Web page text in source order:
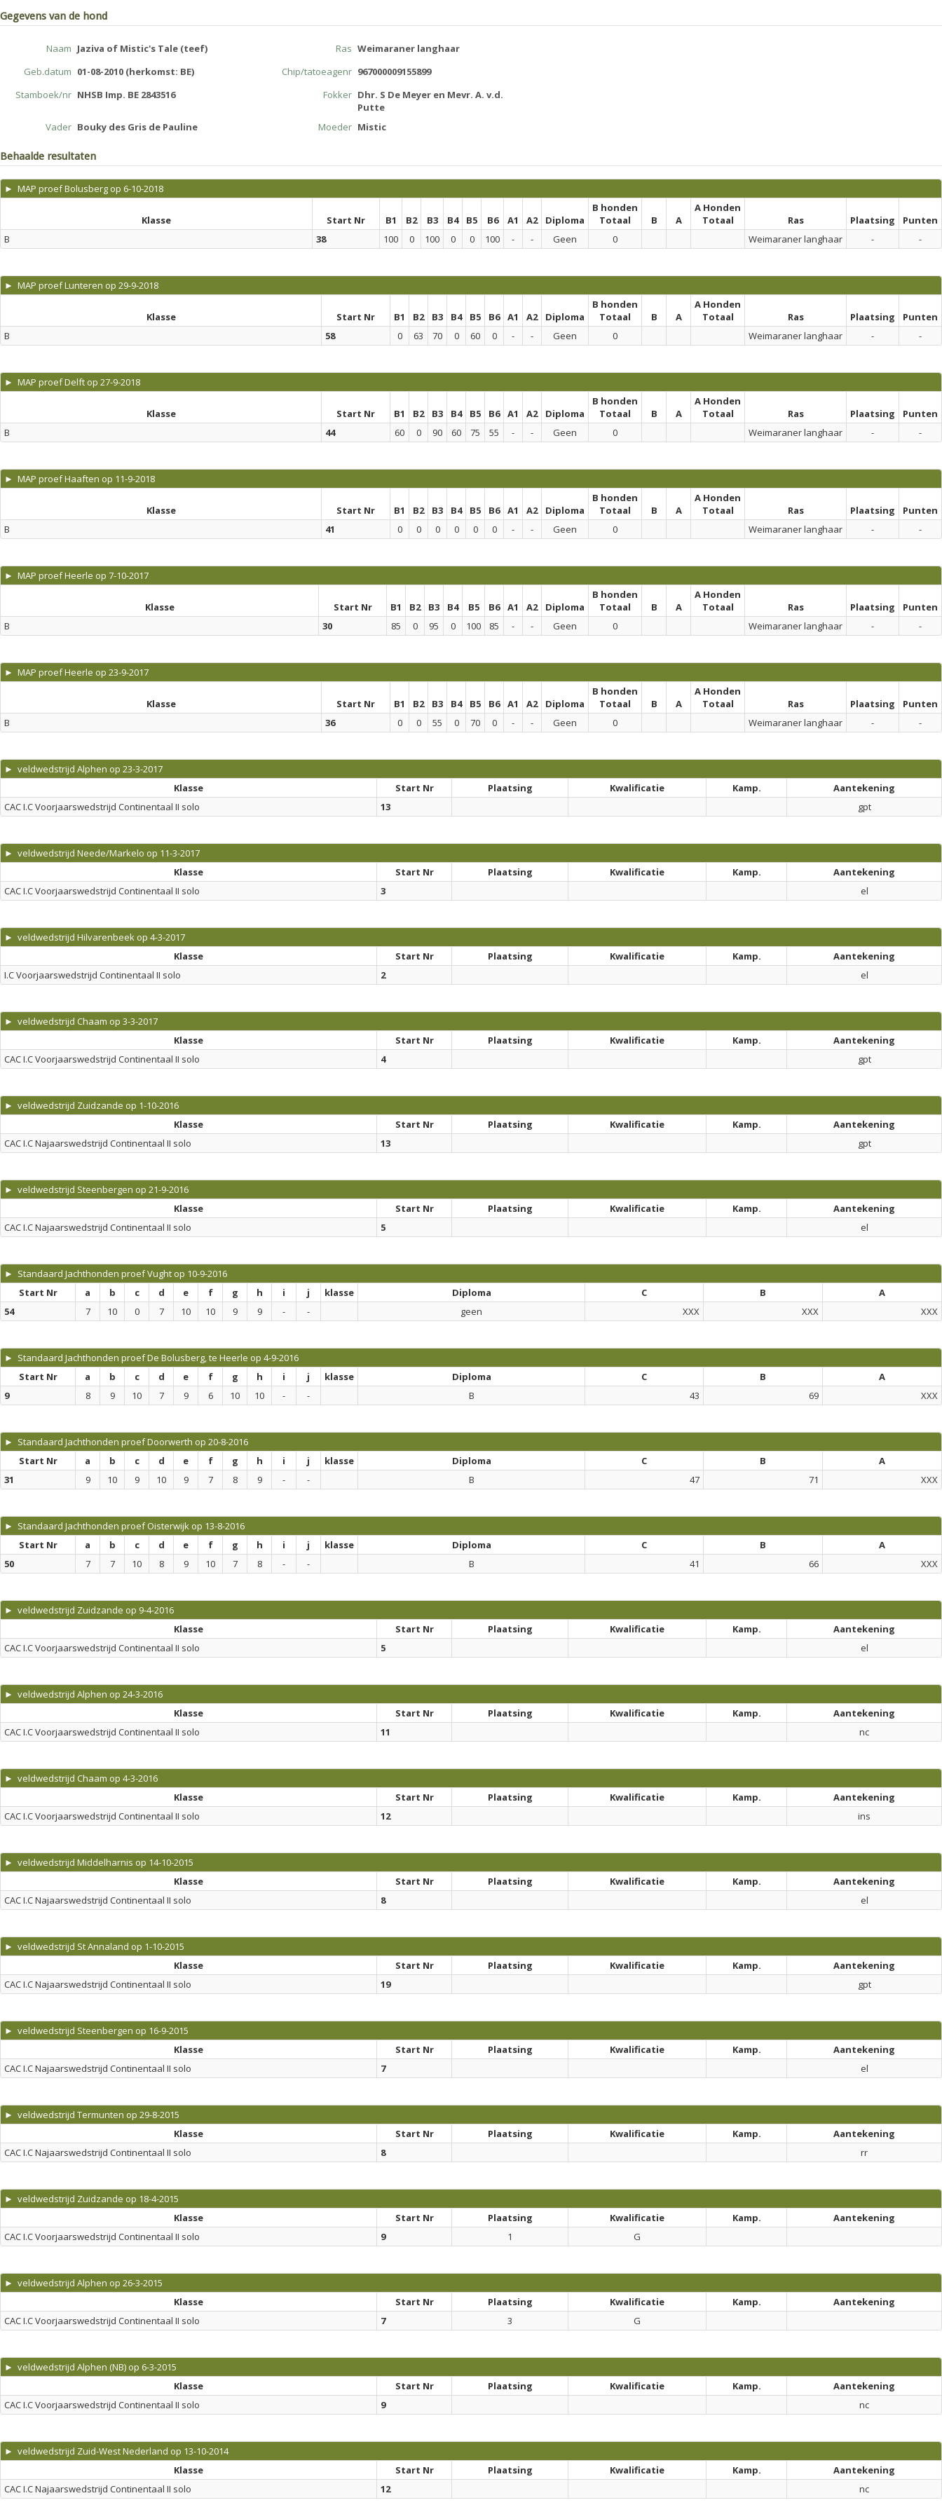
Gegevens van de hond
Naam Jaziva of Mistic's Tale (teef) Ras Weimaraner langhaar
Geb.datum 01-08-2010 (herkomst: BE) Chip/tatoeagenr 967000009155899
Stamboek/nr NHSB Imp. BE 2843516 Fokker Dhr. S De Meyer en Mevr. A. v.d.
Putte
Vader Bouky des Gris de Pauline Moeder Mistic
Behaalde resultaten
► MAP proef Bolusberg op 6-10-2018
Klasse Start Nr B1 B2 B3 B4 B5 B6 A1 A2 Diploma
B honden
Totaal
B A
A Honden
Totaal
Ras Plaatsing
Punten
B
38 100 0 100 0 0 100 - - Geen 0 Weimaraner langhaar - -
► MAP proef Lunteren op 29-9-2018
Klasse Start Nr B1 B2 B3 B4 B5 B6 A1 A2 Diploma
B honden
Totaal
B A
A Honden
Totaal
Ras Plaatsing
Punten
B
58 0 63 70 0 60 0 - - Geen 0 Weimaraner langhaar - -
► MAP proef Delft op 27-9-2018
Klasse Start Nr B1 B2 B3 B4 B5 B6 A1 A2 Diploma
B honden
Totaal
B A
A Honden
Totaal
Ras Plaatsing
Punten
B
44 60 0 90 60 75 55 - - Geen 0 Weimaraner langhaar - -
► MAP proef Haaften op 11-9-2018
Klasse Start Nr B1 B2 B3 B4 B5 B6 A1 A2 Diploma
B honden
Totaal
B A
A Honden
Totaal
Ras Plaatsing
Punten
B
41 0 0 0 0 0 0 - - Geen 0 Weimaraner langhaar - -
► MAP proef Heerle op 7-10-2017
Klasse Start Nr B1 B2 B3 B4 B5 B6 A1 A2 Diploma
B honden
Totaal
B A
A Honden
Totaal
Ras Plaatsing
Punten
B
30 85 0 95 0 100 85 - - Geen 0 Weimaraner langhaar - -
► MAP proef Heerle op 23-9-2017
Klasse Start Nr B1 B2 B3 B4 B5 B6 A1 A2 Diploma
B honden
Totaal
B A
A Honden
Totaal
Ras Plaatsing
Punten
B
36 0 0 55 0 70 0 - - Geen 0 Weimaraner langhaar - -
► veldwedstrijd Alphen op 23-3-2017
Klasse
Start Nr Plaatsing Kwalificatie Kamp.
Aantekening
CAC I.C Voorjaarswedstrijd Continentaal II solo
13 gpt
► veldwedstrijd Neede/Markelo op 11-3-2017
Klasse
Start Nr Plaatsing Kwalificatie Kamp.
Aantekening
CAC I.C Voorjaarswedstrijd Continentaal II solo
3 el
► veldwedstrijd Hilvarenbeek op 4-3-2017
Klasse
Start Nr Plaatsing Kwalificatie Kamp.
Aantekening
I.C Voorjaarswedstrijd Continentaal II solo
2 el
► veldwedstrijd Chaam op 3-3-2017
Klasse
Start Nr Plaatsing Kwalificatie Kamp.
Aantekening
CAC I.C Voorjaarswedstrijd Continentaal II solo
4 gpt
► veldwedstrijd Zuidzande op 1-10-2016
Klasse
Start Nr Plaatsing Kwalificatie Kamp.
Aantekening
CAC I.C Najaarswedstrijd Continentaal II solo
13 gpt
► veldwedstrijd Steenbergen op 21-9-2016
Klasse
Start Nr Plaatsing Kwalificatie Kamp.
Aantekening
CAC I.C Najaarswedstrijd Continentaal II solo
5 el
► Standaard Jachthonden proef Vught op 10-9-2016
Start Nr
a b c d e f g h i j klasse Diploma C B
A
54
7 10 0 7 10 10 9 9 - - geen XXX XXX XXX
► Standaard Jachthonden proef De Bolusberg, te Heerle op 4-9-2016
Start Nr
a b c d e f g h i j klasse Diploma C B
A
9
8 9 10 7 9 6 10 10 - - B 43 69 XXX
► Standaard Jachthonden proef Doorwerth op 20-8-2016
Start Nr
a b c d e f g h i j klasse Diploma C B
A
31
9 10 9 10 9 7 8 9 - - B 47 71 XXX
► Standaard Jachthonden proef Oisterwijk op 13-8-2016
Start Nr
a b c d e f g h i j klasse Diploma C B
A
50
7 7 10 8 9 10 7 8 - - B 41 66 XXX
► veldwedstrijd Zuidzande op 9-4-2016
Klasse
Start Nr Plaatsing Kwalificatie Kamp.
Aantekening
CAC I.C Voorjaarswedstrijd Continentaal II solo
5 el
► veldwedstrijd Alphen op 24-3-2016
Klasse
Start Nr Plaatsing Kwalificatie Kamp.
Aantekening
CAC I.C Voorjaarswedstrijd Continentaal II solo
11 nc
► veldwedstrijd Chaam op 4-3-2016
Klasse
Start Nr Plaatsing Kwalificatie Kamp.
Aantekening
CAC I.C Voorjaarswedstrijd Continentaal II solo
12 ins
► veldwedstrijd Middelharnis op 14-10-2015
Klasse
Start Nr Plaatsing Kwalificatie Kamp.
Aantekening
CAC I.C Najaarswedstrijd Continentaal II solo
8 el
► veldwedstrijd St Annaland op 1-10-2015
Klasse
Start Nr Plaatsing Kwalificatie Kamp.
Aantekening
CAC I.C Najaarswedstrijd Continentaal II solo
19 gpt
► veldwedstrijd Steenbergen op 16-9-2015
Klasse
Start Nr Plaatsing Kwalificatie Kamp.
Aantekening
CAC I.C Najaarswedstrijd Continentaal II solo
7 el
► veldwedstrijd Termunten op 29-8-2015
Klasse
Start Nr Plaatsing Kwalificatie Kamp.
Aantekening
CAC I.C Najaarswedstrijd Continentaal II solo
8 rr
► veldwedstrijd Zuidzande op 18-4-2015
Klasse
Start Nr Plaatsing Kwalificatie Kamp.
Aantekening
CAC I.C Voorjaarswedstrijd Continentaal II solo
9 1 G
► veldwedstrijd Alphen op 26-3-2015
Klasse
Start Nr Plaatsing Kwalificatie Kamp.
Aantekening
CAC I.C Voorjaarswedstrijd Continentaal II solo
7 3 G
► veldwedstrijd Alphen (NB) op 6-3-2015
Klasse
Start Nr Plaatsing Kwalificatie Kamp.
Aantekening
CAC I.C Voorjaarswedstrijd Continentaal II solo
9 nc
► veldwedstrijd Zuid-West Nederland op 13-10-2014
Klasse
Start Nr Plaatsing Kwalificatie Kamp.
Aantekening
CAC I.C Najaarswedstrijd Continentaal II solo
12 nc